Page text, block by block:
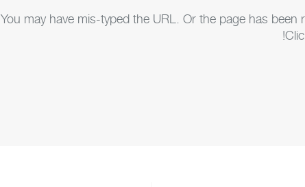
You may have mis-typed the URL. Or the page has been